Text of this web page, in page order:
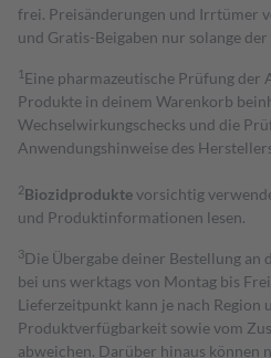
frei. Preisänderungen und Irrtümer
und Gratis-Beigaben nur solange
1 Eine pharmazeutische Prüfung der
Produkte in deinem Warenkorb
Wechselwirkungschecks und die
Anwendungshinweise des
2Biozidproduktevorsichtig
und Produktinformationen lesen.
3Die Übergabe deiner Bestellung
bei uns werktags von Montag bis
Lieferzeitpunkt kann je nach Region
Produktverfügbarkeit sowie vom
abweichen. Darüber hinaus können